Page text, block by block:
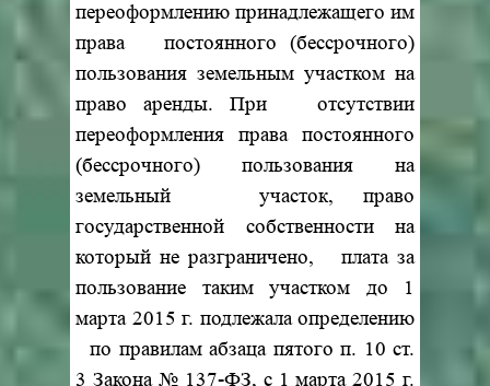
переоформлению принадлежащего им
права постоянного (бессрочного)
пользования земельным участком на
право аренды. При отсутствии
переоформления права постоянного
(бессрочного) пользования на
земельный участок, право
государственной собственности на
который не разграничено, плата за
пользование таким участком до 1
марта 2015 г. подлежала определению
по правилам абзаца пятого п. 10 ст.
3 Закона № 137-ФЗ, с 1 марта 2015 г.